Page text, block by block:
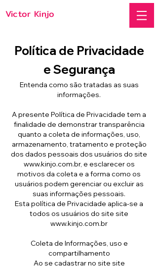
Victor Kinjo
Política de Privacidade
e Segurança
Entenda como são tratadas as suas
informações.
A presente Política de Privacidade tem a
finalidade de demonstrar transparência
quanto a coleta de informações, uso,
armazenamento, tratamento e proteção
dos dados pessoais dos usuários do site
www.kinjo.com.br, e esclarecer os
motivos da coleta e a forma como os
usuários podem gerenciar ou excluir as
suas informações pessoais.
Esta política de Privacidade aplica-se a
todos os usuários do site site
www.kinjo.com.br
Coleta de Informações, uso e
compartilhamento
Ao se cadastrar no site site